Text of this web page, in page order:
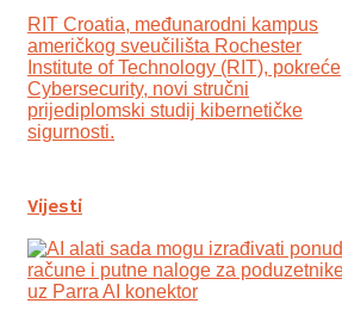
RIT Croatia, međunarodni kampus
američkog sveučilišta Rochester
Institute of Technology (RIT), pokreće
Cybersecurity, novi stručni
prijediplomski studij kibernetičke
sigurnosti.
Vijesti